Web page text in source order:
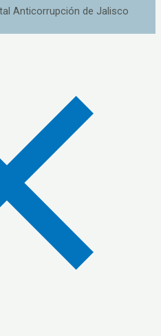
Anticorrupción de Jalisco